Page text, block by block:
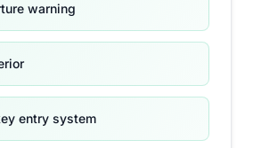
warning
entry system